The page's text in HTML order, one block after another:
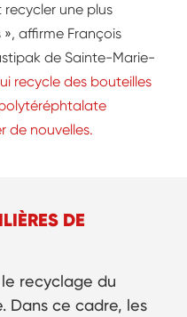
recycler une plus
affirme François
de Sainte-Marie-
recycle des bouteilles
de nouvelles.
DE
recyclage du
Dans ce cadre, les